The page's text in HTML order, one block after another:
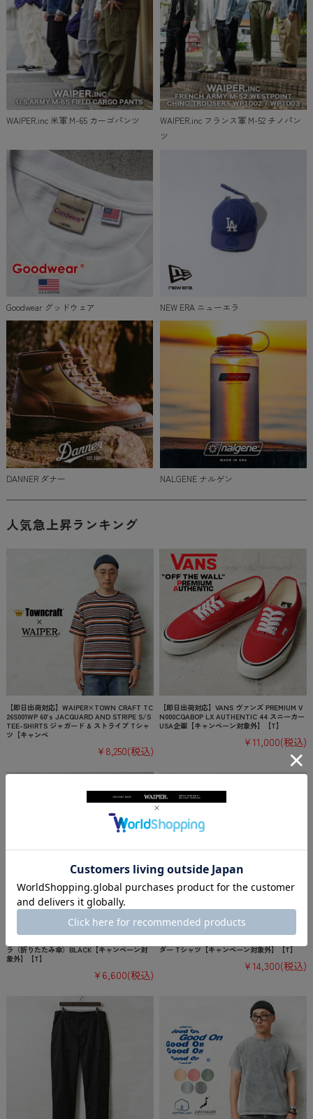
WAIPER.inc 米軍 M-65 カーゴパンツ
WAIPER.inc フランス軍 M-52 チノパン
ツ
Goodwear グッドウェア NEW ERA ニューエラ
DANNER ダナー NALGENE ナルゲン
人気急上昇ランキング
【即日出荷対応】WAIPER×TOWN CRAFT TC
26S001WP 60’s JACQUARD AND STRIPE S/S
TEE-SHIRTS ジャガード & ストライプ Tシャ
ツ【キャンペ
¥8,250(税込)
【即日出荷対応】VANS ヴァンズ PREMIUM V
N000CQABOP LX AUTHENTIC 44 スニーカー
USA企画【キャンペーン対象外】【T】
¥11,000(税込)
ReKNOT × WAIPER U/L SUNBLOCK AUTOM
ラ（折りたたみ傘）BLACK【キャンペーン対
象外】【T】
¥6,600(税込)
【即日出荷対応】JACKSON MATISSE ジャク
ダー Tシャツ【キャンペーン対象外】【T】
¥14,300(税込)